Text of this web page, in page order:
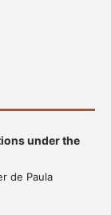
under the
de Paula